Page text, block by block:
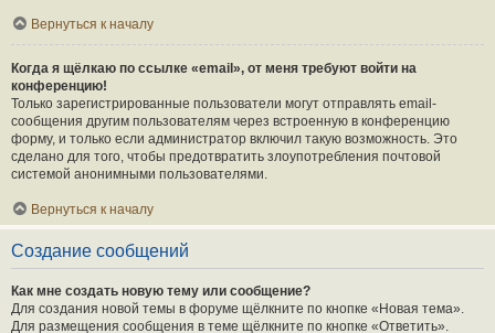
Вернуться к началу
Когда я щёлкаю по ссылке «email», от меня требуют войти на
конференцию!
Только зарегистрированные пользователи могут отправлять email-
сообщения другим пользователям через встроенную в конференцию
форму, и только если администратор включил такую возможность. Это
сделано для того, чтобы предотвратить злоупотребления почтовой
системой анонимными пользователями.
Вернуться к началу
Создание сообщений
Как мне создать новую тему или сообщение?
Для создания новой темы в форуме щёлкните по кнопке «Новая тема».
Для размещения сообщения в теме щёлкните по кнопке «Ответить».